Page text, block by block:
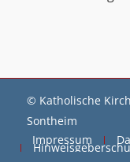
© Katholische
Sontheim
Impressum